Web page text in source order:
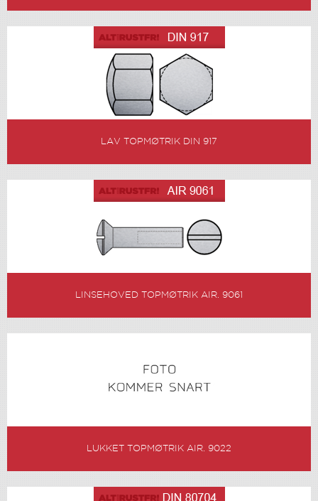
LAV TOPMØTRIK DIN 917
LINSEHOVED TOPMØTRIK AIR. 9061
LUKKET TOPMØTRIK AIR. 9022